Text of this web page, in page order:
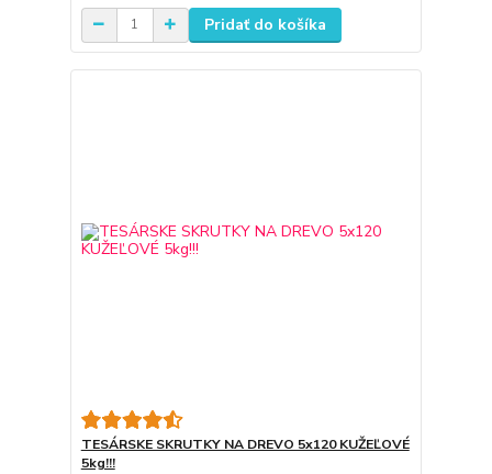
Pridať do košíka
TESÁRSKE SKRUTKY NA DREVO 5x120 KUŽEĽOVÉ
5kg!!!